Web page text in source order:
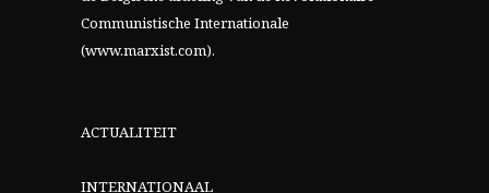
Communistische Internationale
(www.marxist.com).
ACTUALITEIT
INTERNATIONAAL